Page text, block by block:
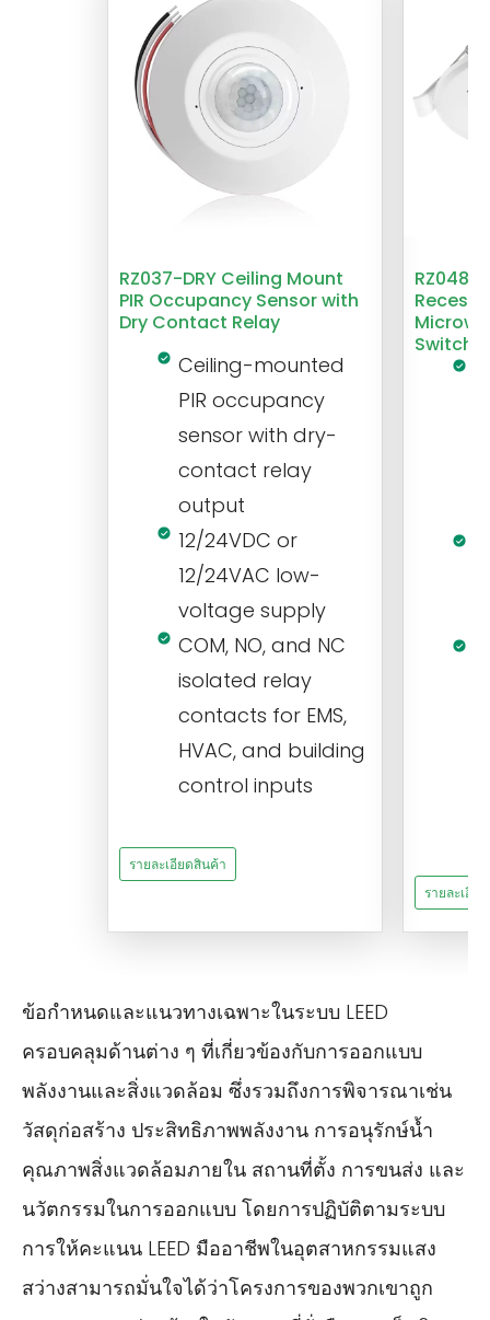
RZ037-DRY Ceiling Mount
PIR Occupancy Sensor with
Dry Contact Relay
Ceiling-mounted
PIR occupancy
sensor with dry-
contact relay
output
12/24VDC or
12/24VAC low-
voltage supply
COM, NO, and NC
isolated relay
contacts for EMS,
HVAC, and building
control inputs
รายละเอียดสินค้า
RZ048
Switch
รายละเอีย
ข้อกำหนดและแนวทางเฉพาะในระบบ LEED
ครอบคลุมด้านต่าง ๆ ที่เกี่ยวข้องกับการออกแบบ
พลังงานและสิ่งแวดล้อม ซึ่งรวมถึงการพิจารณาเช่น
วัสดุก่อสร้าง ประสิทธิภาพพลังงาน การอนุรักษ์น้ำ
คุณภาพสิ่งแวดล้อมภายใน สถานที่ตั้ง การขนส่ง และ
นวัตกรรมในการออกแบบ โดยการปฏิบัติตามระบบ
การให้คะแนน LEED มืออาชีพในอุตสาหกรรมแสง
สว่างสามารถมั่นใจได้ว่าโครงการของพวกเขาถูก